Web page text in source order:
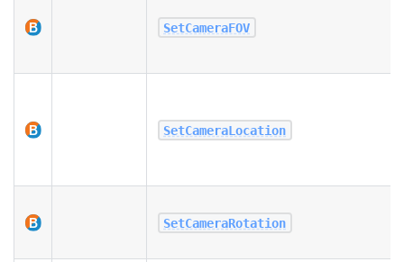
SetCameraFOV
SetCameraLocation
SetCameraRotation